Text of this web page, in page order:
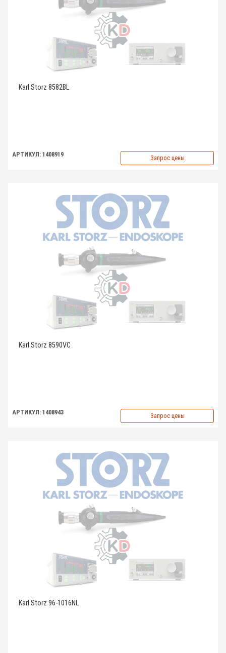
Karl Storz 8582BL
АРТИКУЛ: 1408919 Запрос цены
Karl Storz 8590VC
АРТИКУЛ: 1408943 Запрос цены
Karl Storz 96-1016NL